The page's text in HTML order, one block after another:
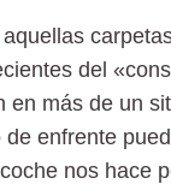
del
en más de un
enfrente
nos hace